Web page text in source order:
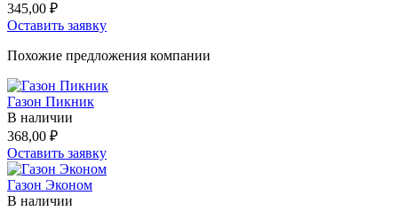
345,00 ₽
Оставить заявку
Похожие предложения компании
Газон Пикник
В наличии
368,00 ₽
Оставить заявку
Газон Эконом
В наличии